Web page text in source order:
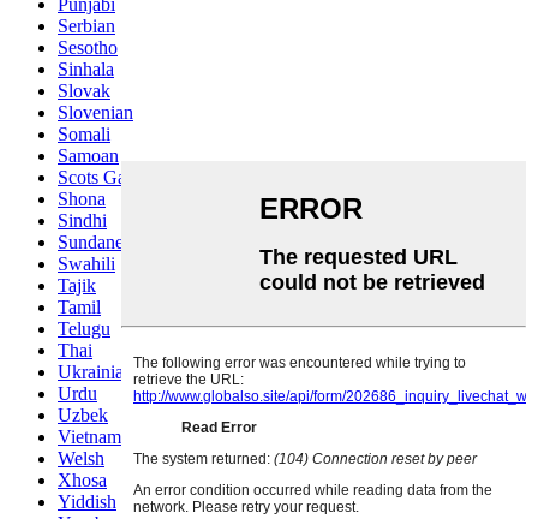
Punjabi
Serbian
Sesotho
Sinhala
Slovak
Slovenian
Somali
Samoan
Scots Gaelic
Shona
Sindhi
Sundanese
Swahili
Tajik
Tamil
Telugu
Thai
Ukrainian
Urdu
Uzbek
Vietnamese
Welsh
Xhosa
Yiddish